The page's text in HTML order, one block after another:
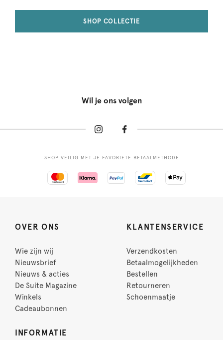
SHOP COLLECTIE
Wil je ons volgen
SHOP VEILIG MET JE FAVORIETE BETAALMETHODE
OVER ONS
Wie zijn wij
Nieuwsbrief
Nieuws & acties
De Suite Magazine
Winkels
Cadeaubonnen
KLANTENSERVICE
Verzendkosten
Betaalmogelijkheden
Bestellen
Retourneren
Schoenmaatje
INFORMATIE